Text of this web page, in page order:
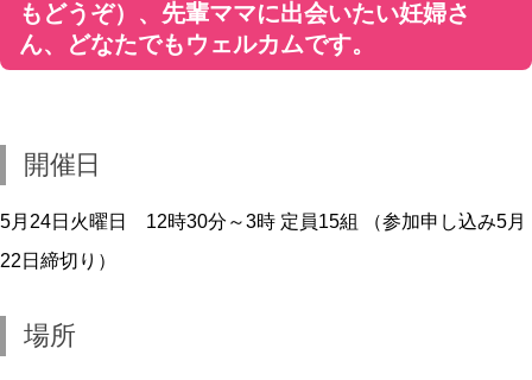
もどうぞ）、先輩ママに出会いたい妊婦さ
ん、どなたでもウェルカムです。
開催日
5月24日火曜日 12時30分～3時 定員15組 （参加申し込み5月
22日締切り）
場所